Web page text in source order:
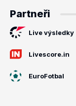
Partneři
Live výsledky
Livescore.in
EuroFotbal